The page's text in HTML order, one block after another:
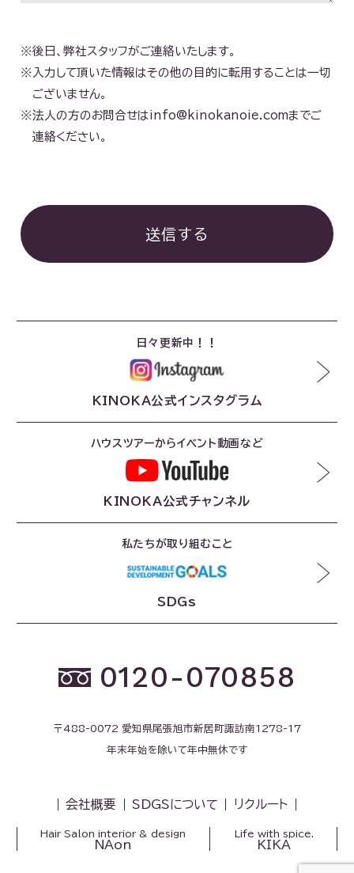
※後日、弊社スタッフがご連絡いたします。
※入力して頂いた情報はその他の目的に転用することは一切
ございません。
※法人の方のお問合せはinfo@kinokanoie.comまでご
連絡ください。
日々更新中！！
KINOKA公式インスタグラム
ハウスツアーからイベント動画など
KINOKA公式チャンネル
私たちが取り組むこと
SDGs
0120-070858
〒488-0072 愛知県尾張旭市新居町諏訪南1278-17
年末年始を除いて年中無休です
会社概要 SDGSについて リクルート
Hair Salon interior & design
NAon
Life with spice.
KIKA